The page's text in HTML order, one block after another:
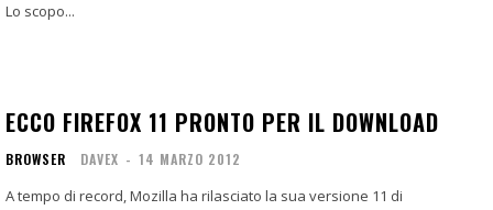
Lo scopo...
ECCO FIREFOX 11 PRONTO PER IL DOWNLOAD
BROWSER DAVEX - 14 MARZO 2012
A tempo di record, Mozilla ha rilasciato la sua versione 11 di